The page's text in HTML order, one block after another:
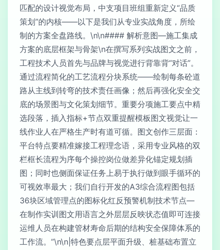
匹配的设计视觉布局，中支项目班组重新定义“品质
策划”的内核——以下是我们从专业实战角度，所绘
制的方案全盘路线。\n\n#### 解析意图—施工集成
方案的底层框架与骨架\n在撰写系列实战图文之前，
工程技术人员首先与品牌与视觉进行背靠背“对话”。
通过流程简化的工艺流程分块系统——绘制每条砼道
路从主线到转弯的技术责任画像；然后再强化安全交
底的场景图与文化策划细节。重要分项施工要点中精
选段落，插入指标+节点双重提醒模板图文视觉让一
线作业人在严格生产时有道可循。图文创作三层面：
平台特点要精准嫁接工程理念语，采用专业风格的双
栏框长流程为序每个操控岗位做差异化锚定规划插
图；同时也侧面保证任务上易于执行做到眼手循环的
可视效率最大；我们自行开发的A3综合流程图包括
36块区域管理点的图标化红反预警机制技术节点—
在制作实训图文用语言之外层层反映状态值即可连接
运维人员在构建管材寿命后期的结构安全保障体系的
工作流。”\n\n|特色要点层平面升级、桩基础布置立